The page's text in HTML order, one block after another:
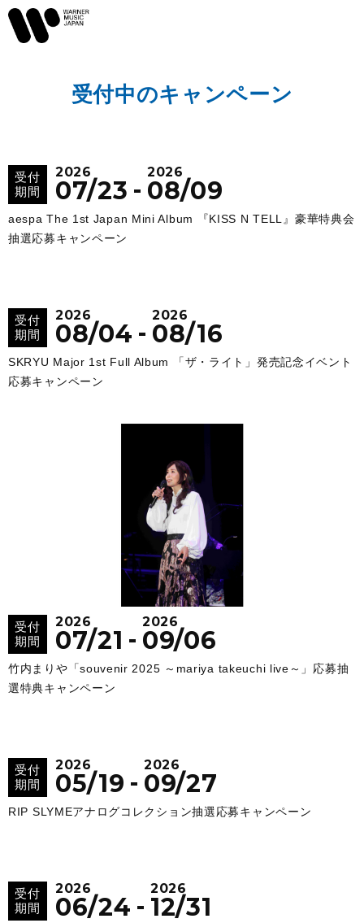
受付中のキャンペーン
受付
期間
2026
07/23 -
2026
08/09
aespa The 1st Japan Mini Album 『KISS N TELL』豪華特典会
抽選応募キャンペーン
受付
期間
2026
08/04 -
2026
08/16
SKRYU Major 1st Full Album 「ザ・ライト」発売記念イベント
応募キャンペーン
受付
期間
2026
07/21 -
2026
09/06
竹内まりや「souvenir 2025 ～mariya takeuchi live～」応募抽
選特典キャンペーン
受付
期間
2026
05/19 -
2026
09/27
RIP SLYMEアナログコレクション抽選応募キャンペーン
受付
期間
2026
06/24 -
2026
12/31